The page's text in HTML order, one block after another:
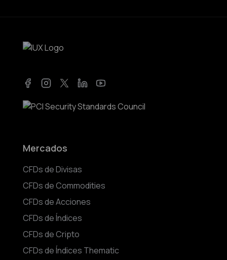
Mercados
CFDs de Divisas
CFDs de Commodities
CFDs de Acciones
CFDs de Índices
CFDs de Cripto
CFDs de Índices Thematic